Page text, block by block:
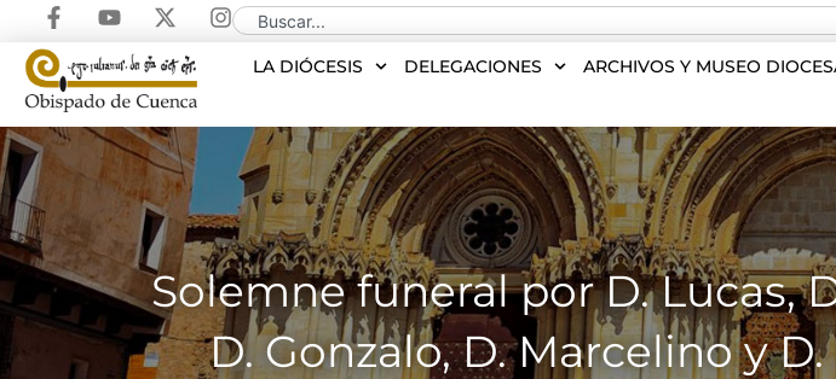
LA DIÓCESIS DELEGACIONES ARCHIVOS Y MUSEO
Solemne funeral por D. Lucas,
D. Gonzalo, D. Marcelino y